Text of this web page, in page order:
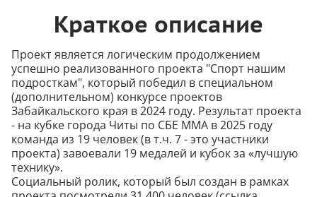
Краткое описание
Проект является логическим продолжением
успешно реализованного проекта "Спорт нашим
подросткам", который победил в специальном
(дополнительном) конкурсе проектов
Забайкальского края в 2024 году. Результат проекта
- на кубке города Читы по СБЕ ММА в 2025 году
команда из 19 человек (в т.ч. 7 - это участники
проекта) завоевали 19 медалей и кубок за «лучшую
технику».
Социальный ролик, который был создан в рамках